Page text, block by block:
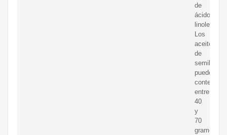
de
ácido
linoleico.
Los
aceites
de
semillas
pueden
contener
entre
40
y
70
gramos